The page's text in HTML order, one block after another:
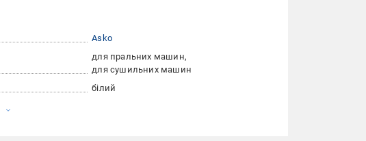
Asko
для пральних машин
для сушильних машин
білий